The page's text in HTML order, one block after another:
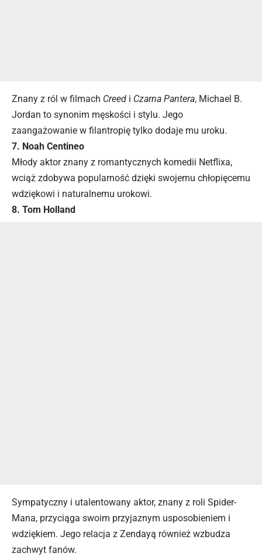
Znany z ról w filmach Creed i Czarna Pantera, Michael B.
Jordan to synonim męskości i stylu. Jego
zaangażowanie w filantropię tylko dodaje mu uroku.
7. Noah Centineo
Młody aktor znany z romantycznych komedii Netflixa,
wciąż zdobywa popularność dzięki swojemu chłopięcemu
wdziękowi i naturalnemu urokowi.
8. Tom Holland
Sympatyczny i utalentowany aktor, znany z roli Spider-
Mana, przyciąga swoim przyjaznym usposobieniem i
wdziękiem. Jego relacja z Zendayą również wzbudza
zachwyt fanów.